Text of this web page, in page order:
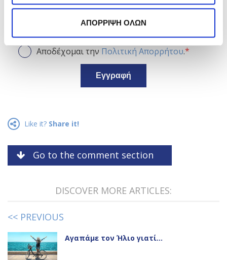
ΑΠΟΡΡΙΨΗ ΟΛΩΝ
Αποδέχομαι την Πολιτική Απορρήτου.*
Εγγραφή
Like it? Share it!
Go to the comment section
DISCOVER MORE ARTICLES:
<< PREVIOUS
Αγαπάμε τον Ήλιο γιατί…